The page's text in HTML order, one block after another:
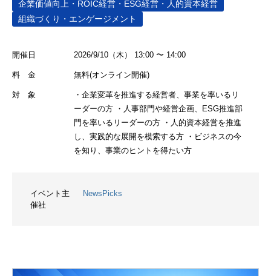
企業価値向上・ROIC経営・ESG経営・人的資本経営
組織づくり・エンゲージメント
開催日 2026/9/10（木） 13:00 〜 14:00
料 金 無料(オンライン開催)
対 象
・企業変革を推進する経営者、事業を率いるリ
ーダーの方 ・人事部門や経営企画、ESG推進部
門を率いるリーダーの方 ・人的資本経営を推進
し、実践的な展開を模索する方 ・ビジネスの今
を知り、事業のヒントを得たい方
イベント主
催社
NewsPicks